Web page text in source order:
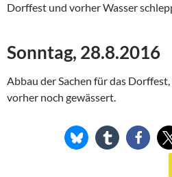
Dorffest und vorher Wasser
Sonntag, 28.8.2016
Abbau der Sachen für das
vorher noch gewässert.